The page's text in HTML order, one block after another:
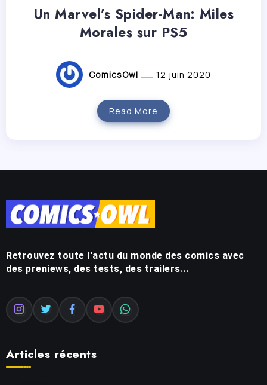
Un Marvel’s Spider-Man: Miles
Morales sur PS5
ComicsOwl 12 juin 2020
Read More
Retrouvez toute l'actu du monde des comics avec
des preniews, des tests, des trailers...
Articles récents